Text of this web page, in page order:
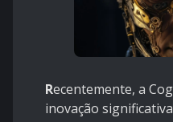
Recentemente, a
inovação